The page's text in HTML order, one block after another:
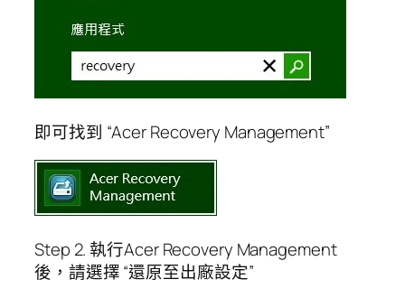
即可找到 “Acer Recovery Management”
Step 2. 執行Acer Recovery Management
後，請選擇 “還原至出廠設定”